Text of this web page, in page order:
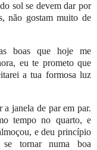
sol se devem dar por
não gostam muito de
boas que hoje me
eu te prometo que
a tua formosa luz
janela de par em par.
tempo no quarto, e
e deu princípio
tornar numa boa